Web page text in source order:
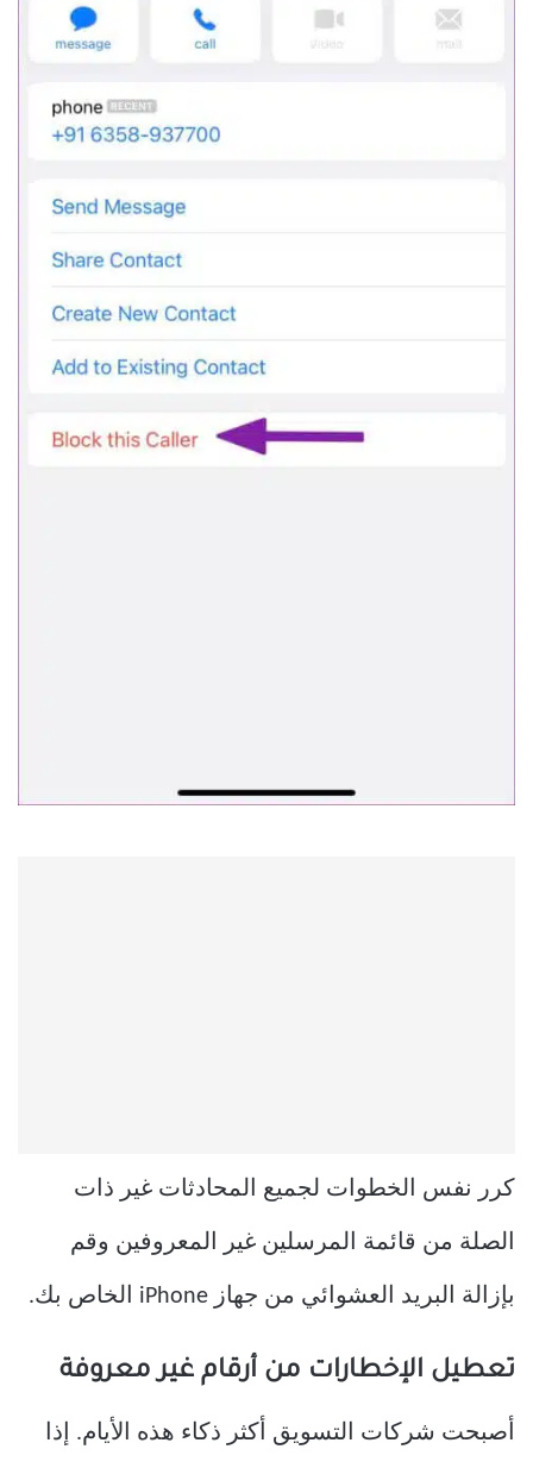
كرر نفس الخطوات لجميع المحادثات غير ذات
الصلة من قائمة المرسلين غير المعروفين وقم
بإزالة البريد العشوائي من جهاز iPhone الخاص بك.
تعطيل الإخطارات من أرقام غير معروفة
أصبحت شركات التسويق أكثر ذكاء هذه الأيام. إذا